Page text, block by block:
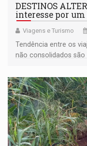
DESTINOS
interesse por
Viagens e Turismo
Tendência entre os
não consolidados